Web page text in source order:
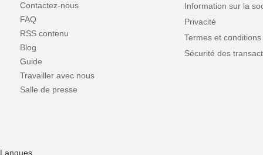
Contactez-nous
FAQ
RSS contenu
Blog
Guide
Travailler avec nous
Salle de presse
Information sur la
Privacité
Termes et conditions
Sécurité des
Langues